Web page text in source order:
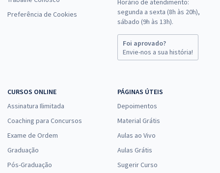
Preferência de Cookies
Horário de atendimento:
segunda a sexta (8h às 20h),
sábado (9h às 13h).
Foi aprovado?
Envie-nos a sua história!
CURSOS ONLINE
Assinatura Ilimitada
Coaching para Concursos
Exame de Ordem
Graduação
Pós-Graduação
PÁGINAS ÚTEIS
Depoimentos
Material Grátis
Aulas ao Vivo
Aulas Grátis
Sugerir Curso